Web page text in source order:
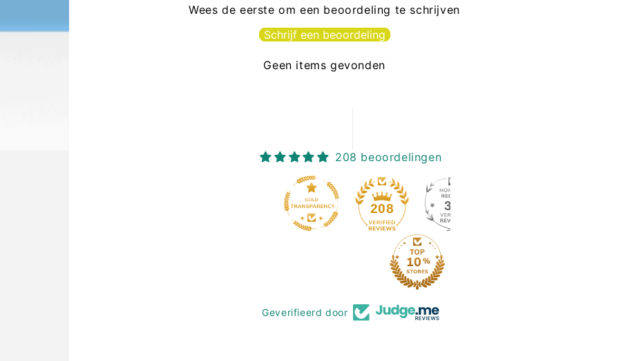
Wees de eerste om een beoordeling te schrijven
Schrijf een beoordeling
Geen items gevonden
208 beoordelingen
208 39
Geverifieerd door